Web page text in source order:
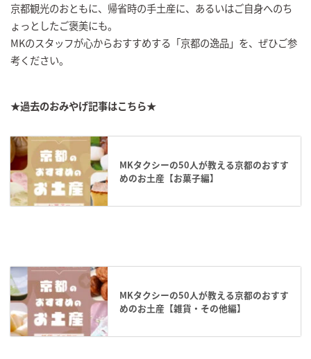
京都観光のおともに、帰省時の手土産に、あるいはご自身へのち
ょっとしたご褒美にも。
MKのスタッフが心からおすすめする「京都の逸品」を、ぜひご参
考ください。
★過去のおみやげ記事はこちら★
MKタクシーの50人が教える京都のおすす
めのお土産【お菓子編】
MKタクシーの50人が教える京都のおすす
めのお土産【雑貨・その他編】